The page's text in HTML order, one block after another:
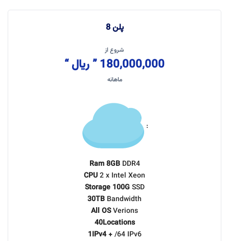
پلن 8
شروع از
180,000,000 ” ریال “
ماهانه
:
Ram 8GB DDR4
CPU2 x Intel Xeon
Storage 100GSSD
30TB Bandwidth
All OSVerions
40Locations
1IPv4 +/64 IPv6